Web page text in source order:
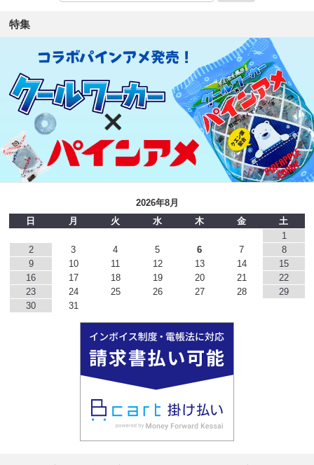
特集
2026年8月
日
月 火 水 木 金
土
1
2
3 4 5 6 7
8
9
10 11 12 13 14
15
16
17 18 19 20 21
22
23
24 25 26 27 28
29
30
31